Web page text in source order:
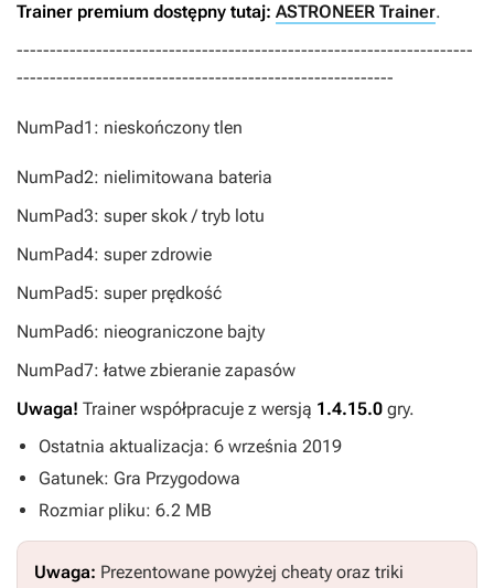
Trainer premium dostępny tutaj: ASTRONEER Trainer.
---------------------------------------------------------------------
---------------------------------------------------------
NumPad1: nieskończony tlen
NumPad2: nielimitowana bateria
NumPad3: super skok / tryb lotu
NumPad4: super zdrowie
NumPad5: super prędkość
NumPad6: nieograniczone bajty
NumPad7: łatwe zbieranie zapasów
Uwaga! Trainer współpracuje z wersją 1.4.15.0 gry.
Ostatnia aktualizacja: 6 września 2019
Gatunek: Gra Przygodowa
Rozmiar pliku: 6.2 MB
Uwaga: Prezentowane powyżej cheaty oraz triki